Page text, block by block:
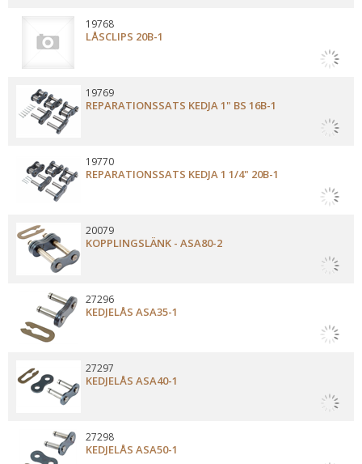
LÅSCLIPS 20B-1
19768
REPARATIONSSATS KEDJA 1" BS 16B-1
19769
REPARATIONSSATS KEDJA 1 1/4" 20B-1
19770
KOPPLINGSLÄNK - ASA80-2
20079
KEDJELÅS ASA35-1
27296
KEDJELÅS ASA40-1
27297
KEDJELÅS ASA50-1
27298